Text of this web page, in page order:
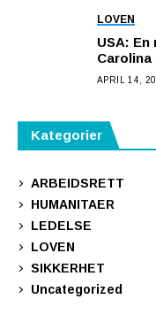
LOVEN
USA:
Carolina
APRIL 14,
Kategorier
ARBEIDSRETT
HUMANITAER
LEDELSE
LOVEN
SIKKERHET
Uncategorized